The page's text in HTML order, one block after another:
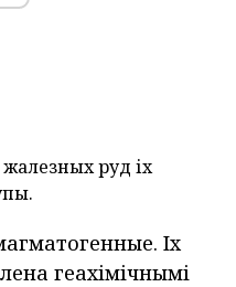
руд іх
Іх
геахімічнымі